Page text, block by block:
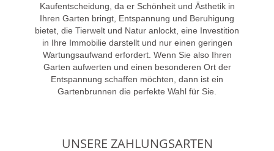
Kaufentscheidung, da er Schönheit und Ästhetik in
Ihren Garten bringt, Entspannung und Beruhigung
bietet, die Tierwelt und Natur anlockt, eine Investition
in Ihre Immobilie darstellt und nur einen geringen
Wartungsaufwand erfordert. Wenn Sie also Ihren
Garten aufwerten und einen besonderen Ort der
Entspannung schaffen möchten, dann ist ein
Gartenbrunnen die perfekte Wahl für Sie.
UNSERE ZAHLUNGSARTEN